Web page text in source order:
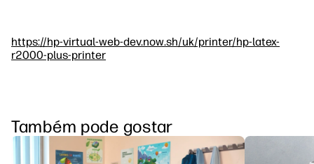
https://hp-virtual-web-dev.now.sh/uk/printer/hp-latex-
r2000-plus-printer
Também pode gostar